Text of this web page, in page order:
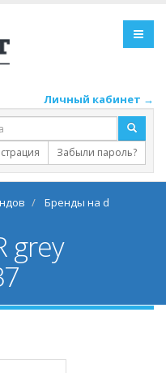
Личный кабинет →
Забыли пароль?
Бренды на d
grey